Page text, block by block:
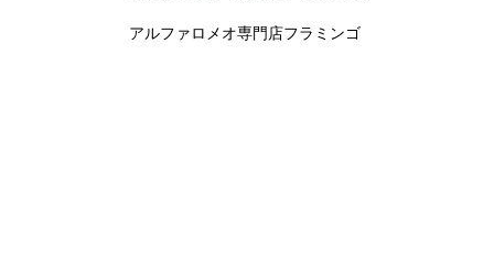
アルファロメオ専門店フラミンゴ